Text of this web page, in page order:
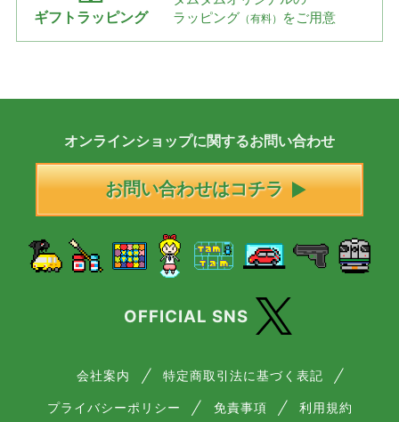
ギフトラッピング
ラッピング （有料） をご用意
オンラインショップに関するお問い合わせ
お問い合わせはコチラ
OFFICIAL SNS
会社案内 特定商取引法に基づく表記
プライバシーポリシー 免責事項 利用規約